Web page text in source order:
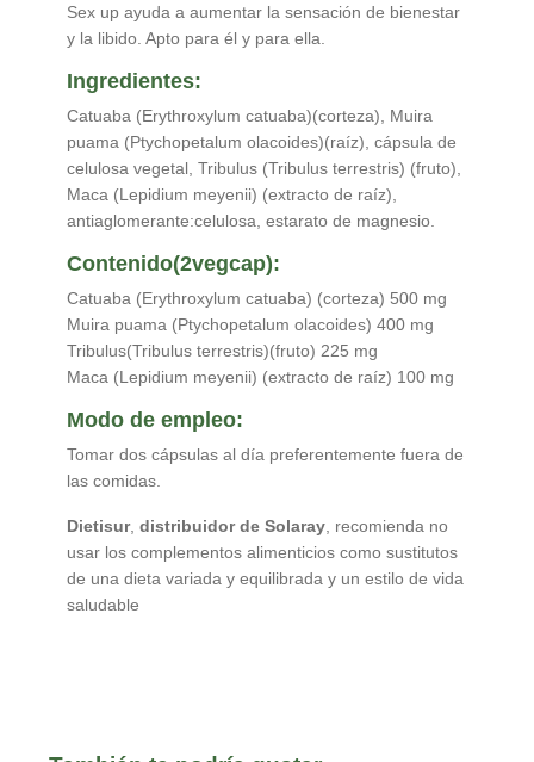
Sex up ayuda a aumentar la sensación de bienestar
y la libido. Apto para él y para ella.
Ingredientes:
Catuaba (Erythroxylum catuaba)(corteza), Muira
puama (Ptychopetalum olacoides)(raíz), cápsula de
celulosa vegetal, Tribulus (Tribulus terrestris) (fruto),
Maca (Lepidium meyenii) (extracto de raíz),
antiaglomerante:celulosa, estarato de magnesio.
Contenido(2vegcap):
Catuaba (Erythroxylum catuaba) (corteza) 500 mg
Muira puama (Ptychopetalum olacoides) 400 mg
Tribulus(Tribulus terrestris)(fruto) 225 mg
Maca (Lepidium meyenii) (extracto de raíz) 100 mg
Modo de empleo:
Tomar dos cápsulas al día preferentemente fuera de
las comidas.
Dietisur,distribuidor de Solaray , recomienda no
usar los complementos alimenticios como sustitutos
de una dieta variada y equilibrada y un estilo de vida
saludable